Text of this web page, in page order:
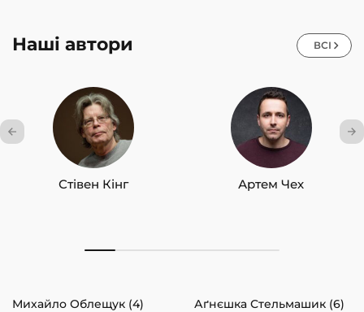
Наші автори ВСІ
Стівен Кінг Артем Чех
Михайло Облещук (4)
Аґнєшка Стельмашик (6)